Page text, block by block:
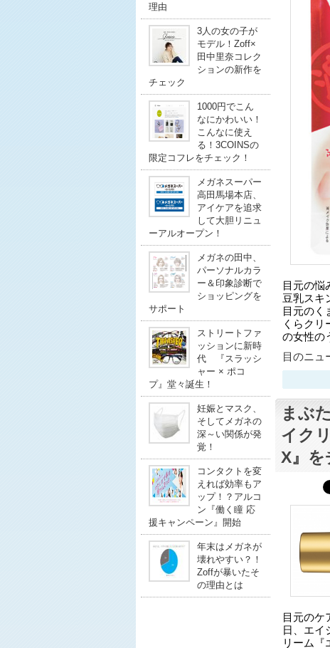
理由
3人の女の子が
モデル！Zoff×
田中里奈コレク
ションの新作を
チェック
1000円でこん
なにかわいい！
こんなに使え
る！3COINSの
限定コフレをチェック！
メガネスーパー
高田馬場本店、
アイケアを追求
して大胆リニュ
ーアルオープン！
メガネの田中、
パーソナルカラ
ー＆印象診断で
ショッピングを
サポート
ストリートファ
ッションに新時
代 『スラッシ
ャー × ポコ
プ』堂々誕生！
妊娠とマスク、
そしてメガネの
深～い関係が発
覚！
コンタクトを変
えれば効率もア
ップ！？アルコ
ン『働く瞳 応
援キャンペーン』開始
年末はメガネが
壊れやすい？！
Zoffが暴いたそ
の理由とは
目元の悩
豆乳スキ
目元のく
くらクリ
の女性の
目のニュ
まぶ
イク
X』を
目元のケ
日、エイ
リーム『